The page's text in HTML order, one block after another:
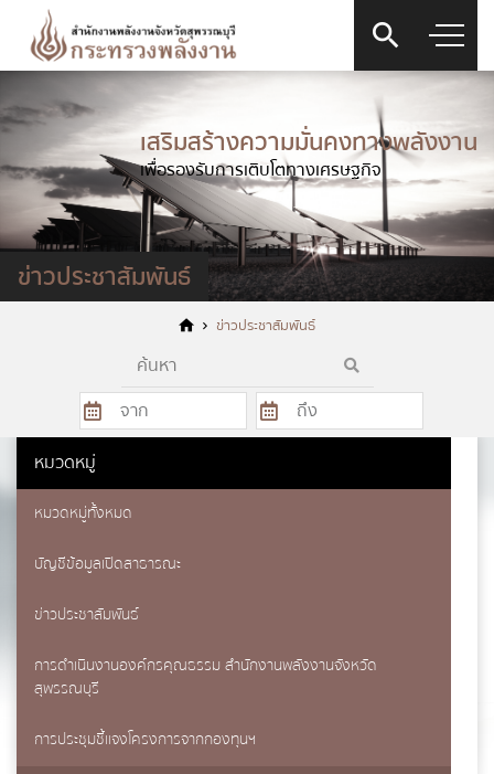
เสริมสร้างความมั่นคงทางพลังงาน
เพื่อรองรับการเติบโตทางเศรษฐกิจ
ข่าวประชาสัมพันธ์
ข่าวประชาสัมพันธ์
หมวดหมู่
หมวดหมู่ทั้งหมด
บัญชีข้อมูลเปิดสาธารณะ
ข่าวประชาสัมพันธ์
การดำเนินงานองค์กรคุณธรรม สำนักงานพลังงานจังหวัด
สุพรรณบุรี
การประชุมชี้แจงโครงการจากกองทุนฯ
แบบฟอร์มการติดต่อ
ชื่อ*
อีเมล*